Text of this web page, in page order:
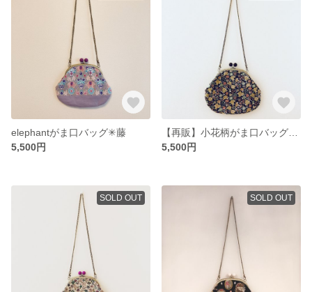
elephantがま口バッグ✳︎藤
5,500円
5,500円
SOLD OUT SOLD OUT